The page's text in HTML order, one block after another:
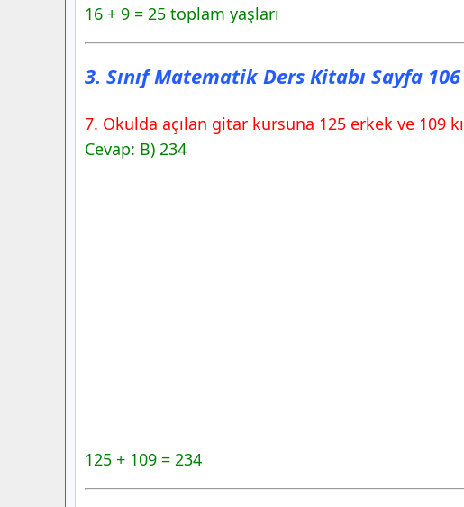
16 + 9 = 25 toplam yaşları
3. Sınıf Matematik Ders Kitabı Sayfa 106
7. Okulda açılan gitar kursuna 125 erkek ve 109
Cevap: B) 234
125 + 109 = 234